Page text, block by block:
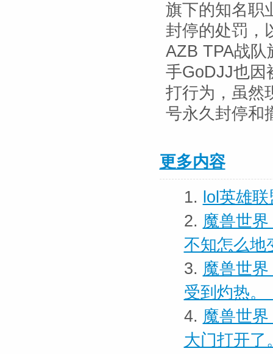
旗下的知名职
封停的处罚，
AZB TPA战队
手GoDJJ也因
打行为，虽然
号永久封停和
更多内容
1. lol英雄
2. 魔兽世
不知怎么地
3. 魔兽世
受到灼热。
4. 魔兽世
大门打开了